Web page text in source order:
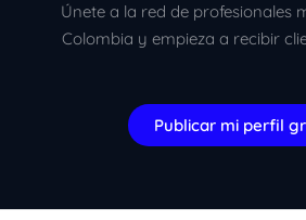
Únete a la red de profesionales
Colombia y empieza a recibir
Publicar mi perfil